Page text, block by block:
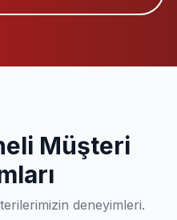
Müşteri
deneyimleri.